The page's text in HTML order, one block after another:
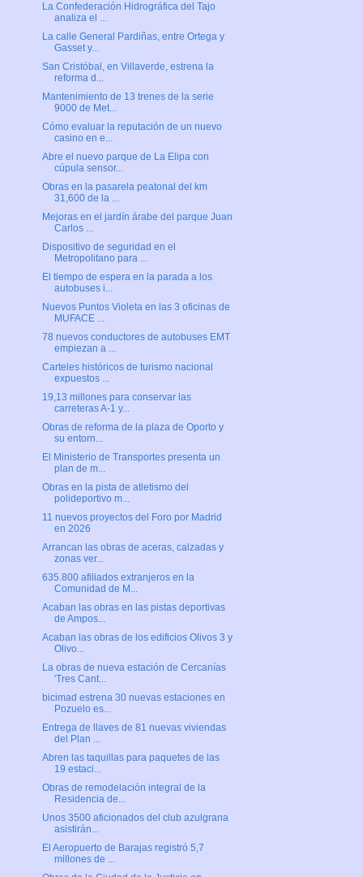
La Confederación Hidrográfica del Tajo
analiza el ...
La calle General Pardiñas, entre Ortega y
Gasset y...
San Cristóbal, en Villaverde, estrena la
reforma d...
Mantenimiento de 13 trenes de la serie
9000 de Met...
Cómo evaluar la reputación de un nuevo
casino en e...
Abre el nuevo parque de La Elipa con
cúpula sensor...
Obras en la pasarela peatonal del km
31,600 de la ...
Mejoras en el jardín árabe del parque Juan
Carlos ...
Dispositivo de seguridad en el
Metropolitano para ...
El tiempo de espera en la parada a los
autobuses i...
Nuevos Puntos Violeta en las 3 oficinas de
MUFACE ...
78 nuevos conductores de autobuses EMT
empiezan a ...
Carteles históricos de turismo nacional
expuestos ...
19,13 millones para conservar las
carreteras A-1 y...
Obras de reforma de la plaza de Oporto y
su entorn...
El Ministerio de Transportes presenta un
plan de m...
Obras en la pista de atletismo del
polideportivo m...
11 nuevos proyectos del Foro por Madrid
en 2026
Arrancan las obras de aceras, calzadas y
zonas ver...
635.800 afiliados extranjeros en la
Comunidad de M...
Acaban las obras en las pistas deportivas
de Ampos...
Acaban las obras de los edificios Olivos 3 y
Olivo...
La obras de nueva estación de Cercanías
'Tres Cant...
bicimad estrena 30 nuevas estaciones en
Pozuelo es...
Entrega de llaves de 81 nuevas viviendas
del Plan ...
Abren las taquillas para paquetes de las
19 estaci...
Obras de remodelación integral de la
Residencia de...
Unos 3500 aficionados del club azulgrana
asistirán...
El Aeropuerto de Barajas registró 5,7
millones de ...